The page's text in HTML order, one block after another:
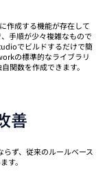
作成する機能が存在して
手順が少々複雑なもので
でビルドするだけで簡
の標準的なライブラリ
関数を作成できます。
善
ず、従来のルールベース
す。